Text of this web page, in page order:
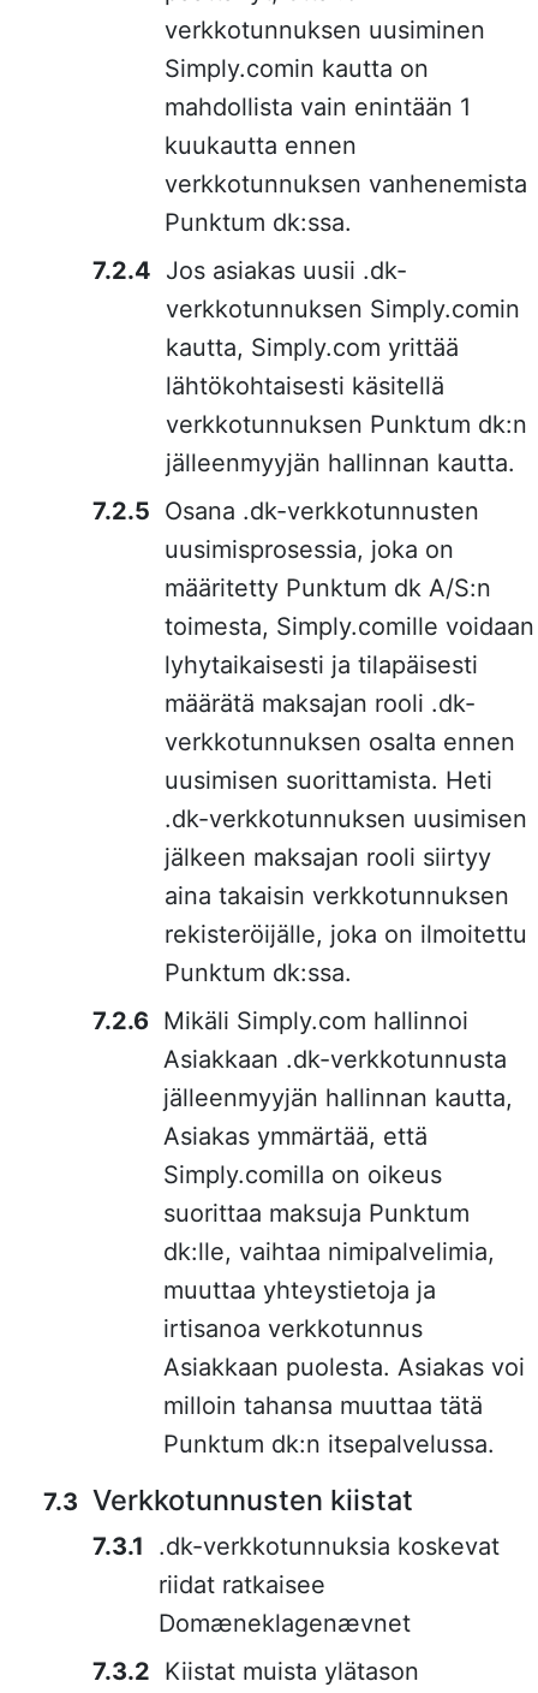
verkkotunnuksen uusiminen
Simply.comin kautta on
mahdollista vain enintään 1
kuukautta ennen
verkkotunnuksen vanhenemista
Punktum dk:ssa.
Jos asiakas uusii .dk-
verkkotunnuksen Simply.comin
kautta, Simply.com yrittää
lähtökohtaisesti käsitellä
verkkotunnuksen Punktum dk:n
jälleenmyyjän hallinnan kautta.
Osana .dk-verkkotunnusten
uusimisprosessia, joka on
määritetty Punktum dk A/S:n
toimesta, Simply.comille voidaan
lyhytaikaisesti ja tilapäisesti
määrätä maksajan rooli .dk-
verkkotunnuksen osalta ennen
uusimisen suorittamista. Heti
.dk-verkkotunnuksen uusimisen
jälkeen maksajan rooli siirtyy
aina takaisin verkkotunnuksen
rekisteröijälle, joka on ilmoitettu
Punktum dk:ssa.
Mikäli Simply.com hallinnoi
Asiakkaan .dk-verkkotunnusta
jälleenmyyjän hallinnan kautta,
Asiakas ymmärtää, että
Simply.comilla on oikeus
suorittaa maksuja Punktum
dk:lle, vaihtaa nimipalvelimia,
muuttaa yhteystietoja ja
irtisanoa verkkotunnus
Asiakkaan puolesta. Asiakas voi
milloin tahansa muuttaa tätä
Punktum dk:n itsepalvelussa.
Verkkotunnusten kiistat
.dk-verkkotunnuksia koskevat
riidat ratkaisee
Domæneklagenævnet
Kiistat muista ylätason